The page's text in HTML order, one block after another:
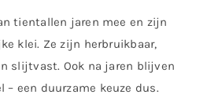
tientallen jaren mee en zijn
klei. Ze zijn herbruikbaar,
slijtvast. Ook na jaren blijven
– een duurzame keuze dus.